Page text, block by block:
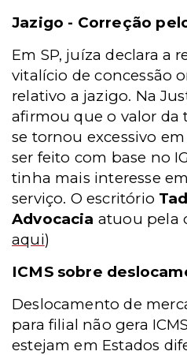
Jazigo - Correção
Em SP, juíza declara a
vitalício de concessão
relativo a jazigo. Na
afirmou que o valor da
se tornou excessivo
ser feito com base no
tinha mais interesse
serviço. O escritório
Advocacia atuou pela
aqui)
ICMS sobre
Deslocamento de
para filial não gera
estejam em Estados